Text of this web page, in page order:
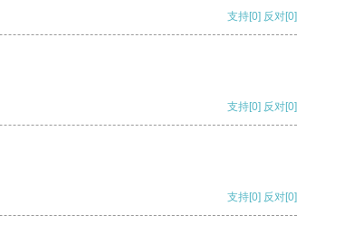
支持[0] 反对[0]
支持[0] 反对[0]
支持[0] 反对[0]